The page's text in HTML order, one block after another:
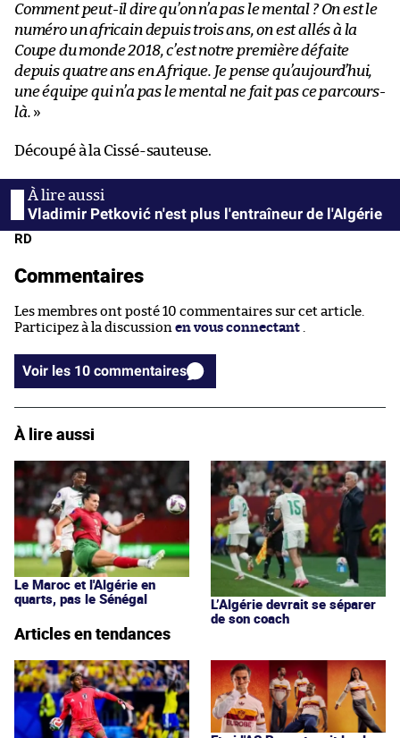
Comment peut-il dire qu’on n’a pas le mental ? On est le
numéro un africain depuis trois ans, on est allés à la
Coupe du monde 2018, c’est notre première défaite
depuis quatre ans en Afrique. Je pense qu’aujourd’hui,
une équipe qui n’a pas le mental ne fait pas ce parcours-
là. »
Découpé à la Cissé-sauteuse.
Vladimir Petković n'est plus l'entraîneur de l'Algérie
RD
Commentaires
Les membres ont posté 10 commentaires sur cet article.
Participez à la discussion en vous connectant
Voir les 10 commentaires
À lire aussi
Le Maroc et l'Algérie en
quarts, pas le Sénégal
L’Algérie devrait se séparer
de son coach
Articles en tendances